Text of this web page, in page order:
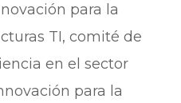
para la
TI, comité de
en el sector
para la